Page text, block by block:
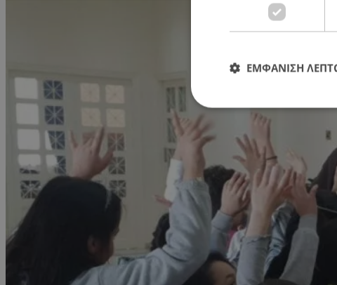
ΕΜΦΑΝΙΣΗ